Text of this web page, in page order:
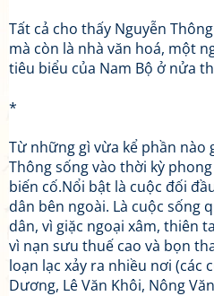
Tất cả cho thấy Nguyễn
mà còn là nhà văn hoá, một
tiêu biểu của Nam Bộ ở nửa
*
Từ những gì vừa kể phần nào
Thông sống vào thời kỳ
biến cố.Nổi bật là cuộc đối
dân bên ngoài. Là cuộc sống
dân, vì giặc ngoại xâm, thiên
vì nạn sưu thuế cao và bọn
loạn lạc xảy ra nhiều nơi (các
Dương, Lê Văn Khôi, Nông